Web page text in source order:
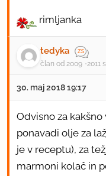
rimljanka
tedyka
član od 2009 2011
30. maj 2018 19:17
Odvisno za
ponavadi olje za
je v receptu), za
marmoni kolač in